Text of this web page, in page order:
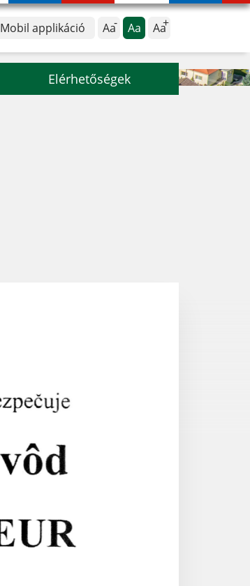
Mobil applikáció Aa Aa Aa
Elérhetőségek